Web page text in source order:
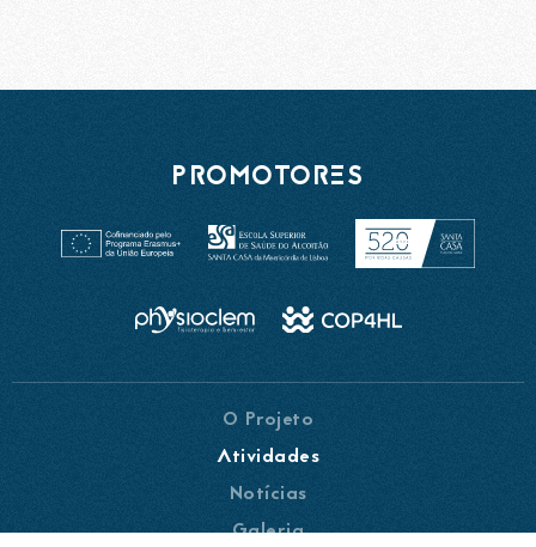
PROMOTORES
O Projeto
Atividades
Notícias
Galeria